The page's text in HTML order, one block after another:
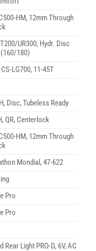
HM, 12mm Through
UR300, Hydr. Disc
180)
LG700, 11-45T
Disc, Tubeless Ready
QR, Centerlock
HM, 12mm Through
Mondial, 47-622
Pro
Pro
Rear Light PRO-D, 6V, AC